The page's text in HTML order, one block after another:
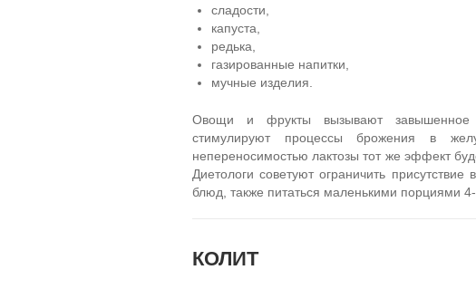
сладости,
капуста,
редька,
газированные напитки,
мучные изделия.
Овощи и фрукты вызывают завышенное
стимулируют процессы брожения в
непереносимостью лактозы тот же эффект
Диетологи советуют ограничить
блюд, также питаться маленькими порциями 4-
КОЛИТ